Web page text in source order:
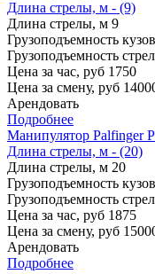
Длина стрелы, м - (9)
Длина стрелы, м 9
Грузоподъемность
Грузоподъемность
Цена за час, руб 1750
Цена за смену, руб
Арендовать
Подробнее
Манипулятор Palfinger
Длина стрелы, м - (20)
Длина стрелы, м 20
Грузоподъемность
Грузоподъемность
Цена за час, руб 1875
Цена за смену, руб
Арендовать
Подробнее